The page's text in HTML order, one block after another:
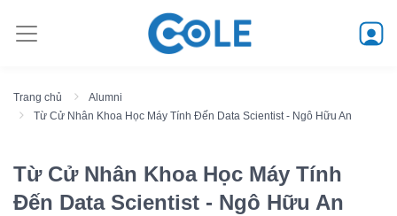
Trang chủ
Alumni
Từ Cử Nhân Khoa Học Máy Tính Đến Data Scientist - Ngô Hữu An
Từ Cử Nhân Khoa Học Máy Tính
Đến Data Scientist - Ngô Hữu An